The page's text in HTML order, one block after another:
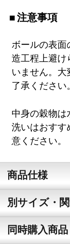
注意事項
ボールの表
造工程上避
いません。
了承ください。
中身の穀物
洗いはおすす
意ください。
商品仕様
別サイズ・
同時購入商品